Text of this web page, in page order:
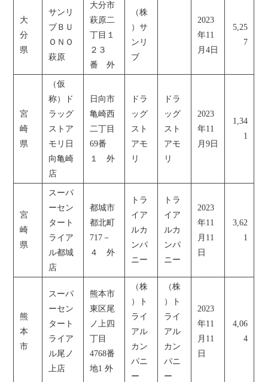
大
分
県
サンリ
ブＢＵ
ＯＮＯ
萩原
大分市
萩原二
丁目１
２３
番 外
（株
）サ
ンリ
ブ
2023
年11
月4日
5,25
7
宮
崎
県
（仮
称）ド
ラッグ
ストア
モリ日
向亀崎
店
日向市
亀崎西
二丁目
69番
１ 外
ドラ
ッグ
スト
アモ
リ
ドラ
ッグ
スト
アモ
リ
2023
年11
月9日
1,34
1
宮
崎
県
スーパ
ーセン
タート
ライア
ル都城
店
都城市
都北町
717－
４ 外
トラ
イア
ルカ
ンパ
ニー
トラ
イア
ルカ
ンパ
ニー
2023
年11
月11
日
3,62
1
熊
本
市
スーパ
ーセン
タート
ライア
ル尾ノ
上店
熊本市
東区尾
ノ上四
丁目
4768番
地1 外
（株
）ト
ライ
アル
カン
パニ
ー
（株
）ト
ライ
アル
カン
パニ
ー
2023
年11
月11
日
4,06
4